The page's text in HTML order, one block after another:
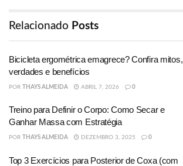
Relacionado Posts
Bicicleta ergométrica emagrece? Confira mitos,
verdades e benefícios
POR THAYS ALMEIDA ABRIL 7, 2026 0
Treino para Definir o Corpo: Como Secar e
Ganhar Massa com Estratégia
POR THAYS ALMEIDA DEZEMBRO 3, 2025 0
Top 3 Exercícios para Posterior de Coxa (com